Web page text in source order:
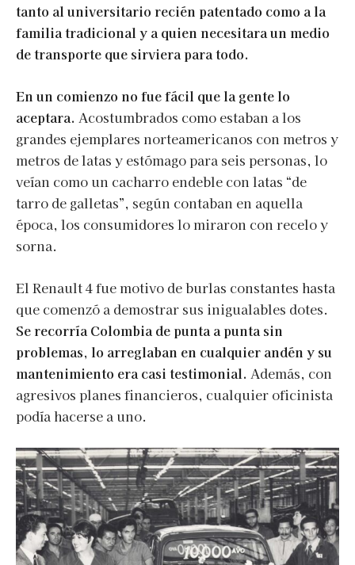
tanto al universitario recién patentado como a la
familia tradicional y a quien necesitara un medio
de transporte que sirviera para todo.
En un comienzo no fue fácil que la gente lo
aceptara. Acostumbrados como estaban a los
grandes ejemplares norteamericanos con metros y
metros de latas y estómago para seis personas, lo
veían como un cacharro endeble con latas “de
tarro de galletas”, según contaban en aquella
época, los consumidores lo miraron con recelo y
sorna.
El Renault 4 fue motivo de burlas constantes hasta
que comenzó a demostrar sus inigualables dotes.
Se recorría Colombia de punta a punta sin
problemas, lo arreglaban en cualquier andén y su
mantenimiento era casi testimonial. Además, con
agresivos planes financieros, cualquier oficinista
podía hacerse a uno.